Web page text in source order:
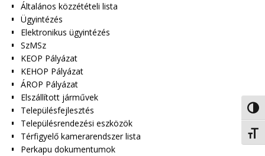
Általános közzétételi lista
Ügyintézés
Elektronikus ügyintézés
SzMSz
KEOP Pályázat
KEHOP Pályázat
ÁROP Pályázat
Elszállított járművek
Településfejlesztés
Településrendezési eszközök
Térfigyelő kamerarendszer lista
Perkapu dokumentumok